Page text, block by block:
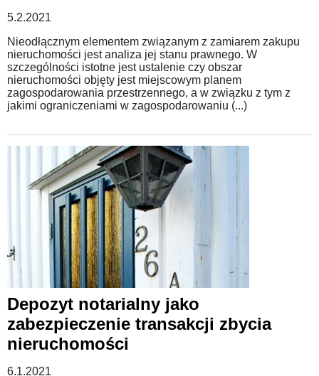
5.2.2021
Nieodłącznym elementem związanym z zamiarem zakupu
nieruchomości jest analiza jej stanu prawnego. W
szczególności istotne jest ustalenie czy obszar
nieruchomości objęty jest miejscowym planem
zagospodarowania przestrzennego, a w związku z tym z
jakimi ograniczeniami w zagospodarowaniu (...)
Depozyt notarialny jako
zabezpieczenie transakcji zbycia
nieruchomości
6.1.2021